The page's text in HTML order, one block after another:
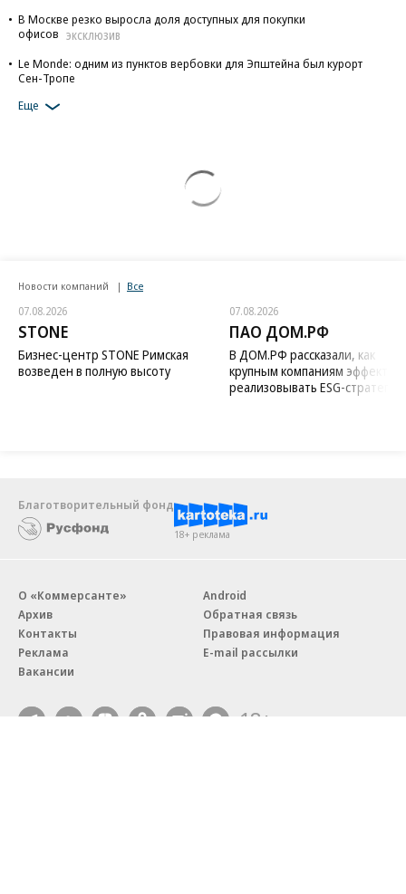
В Москве резко выросла доля доступных для покупки
офисов
ЭКСКЛЮЗИВ
Le Monde: одним из пунктов вербовки для Эпштейна был курорт
Сен-Тропе
Еще
Новости компаний Все
07.08.2026
STONE
Бизнес-центр STONE Римская
возведен в полную высоту
07.08.2026
ПАО ДОМ.РФ
В ДОМ.РФ рассказали, как
крупным компаниям
реализовывать ESG-стратегию
Благотворительный фонд
18+ реклама
О «Коммерсанте»
Архив
Контакты
Реклама
Вакансии
Android
Обратная связь
Правовая информация
E-mail рассылки
18+